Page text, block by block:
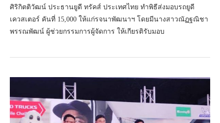
ศิริกิตติวัฒน์ ประธานยูดี ทรัคส์ ประเทศไทย ทำพิธีส่งมอบรถยูดี
เควสเตอร์ คันที่ 15,000 ให้แก่รจนาพัฒนาฯ โดยมีนางสาวณัฏฐณิชา
พรรณพัฒน์ ผู้ช่วยกรรมการผู้จัดการ ให้เกียรติรับมอบ